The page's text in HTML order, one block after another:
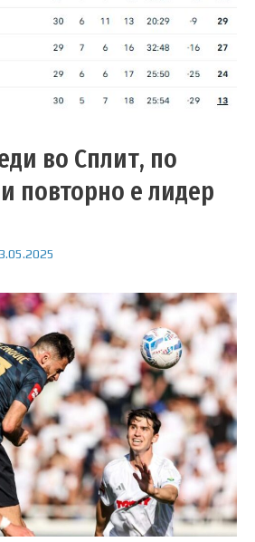
во Сплит, по
повторно е лидер